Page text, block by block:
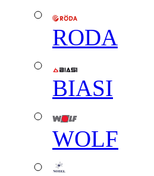
RODA
BIASI
WOLF